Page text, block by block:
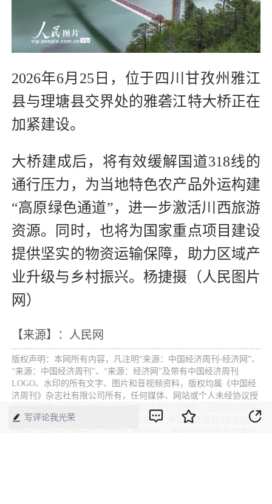
2026年6月25日，位于四川甘孜州雅江
县与理塘县交界处的雅砻江特大桥正在
加紧建设。
大桥建成后，将有效缓解国道318线的
通行压力，为当地特色农产品外运构建
“高原绿色通道”，进一步激活川西旅游
资源。同时，也将为国家重点项目建设
提供坚实的物资运输保障，助力区域产
业升级与乡村振兴。杨捷摄（人民图片
网）
【来源】：人民网
版权声明：本网所有内容，凡注明“来源：中国经济周刊-经济网”、
“来源：中国经济周刊”、“来源：经济网”及带有中国经济周刊
LOGO、水印的所有文字、图片和音视频资料，版权均属《中国经
济周刊》杂志社有限公司所有，任何媒体、网站或个人未经协议授
权不得转载、摘编、链接、转贴或以其他方式使用。已经协议授权
的，在下载、转载使用时必须注明“来源：中国经济周刊-经济网”、
写评论我光荣